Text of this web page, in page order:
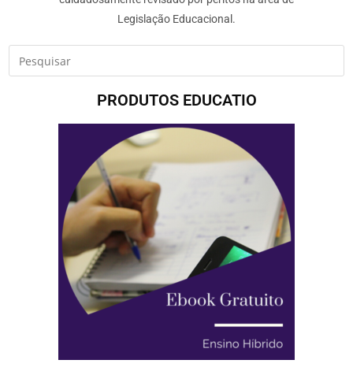
Legislação Educacional.
PRODUTOS EDUCATIO